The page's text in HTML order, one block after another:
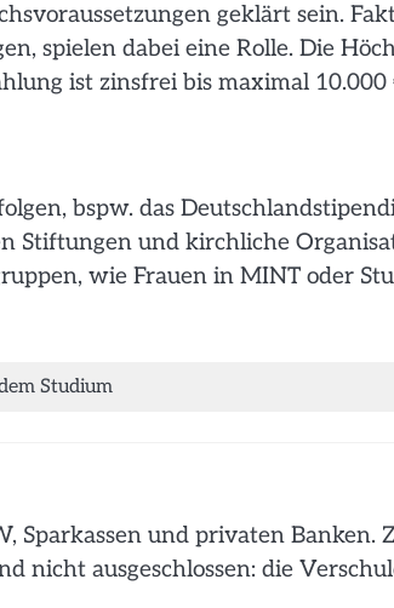
geklärt sein.
spielen dabei eine Rolle. Die
ist zinsfrei bis maximal 10.000
bspw. das
Stiftungen und kirchliche
wie Frauen in MINT oder
Studium
und privaten Banken.
nicht ausgeschlossen: die